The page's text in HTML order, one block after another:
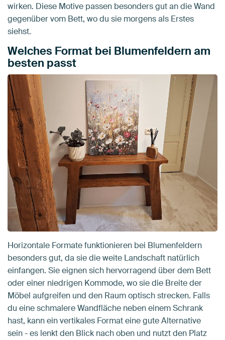
wirken. Diese Motive passen besonders gut an die Wand
gegenüber vom Bett, wo du sie morgens als Erstes
siehst.
Welches Format bei Blumenfeldern am
besten passt
Horizontale Formate funktionieren bei Blumenfeldern
besonders gut, da sie die weite Landschaft natürlich
einfangen. Sie eignen sich hervorragend über dem Bett
oder einer niedrigen Kommode, wo sie die Breite der
Möbel aufgreifen und den Raum optisch strecken. Falls
du eine schmalere Wandfläche neben einem Schrank
hast, kann ein vertikales Format eine gute Alternative
sein - es lenkt den Blick nach oben und nutzt den Platz